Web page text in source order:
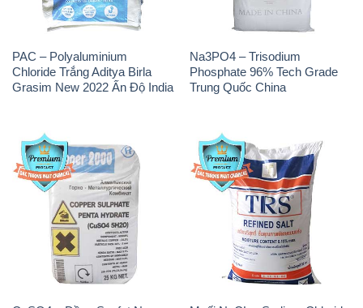
PAC – Polyaluminium
Chloride Trắng Aditya Birla
Grasim New 2022 Ấn Độ India
Na3PO4 – Trisodium
Phosphate 96% Tech Grade
Trung Quốc China